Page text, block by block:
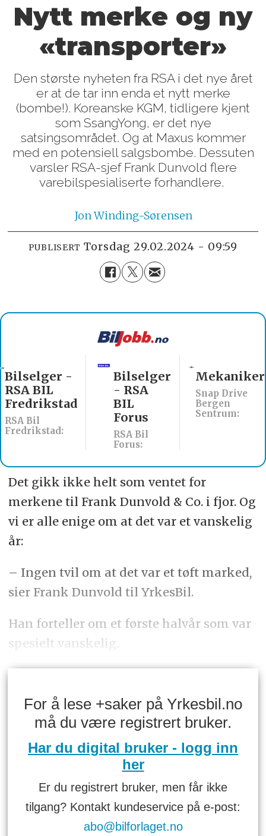
Nytt merke og ny
«transporter»
Den største nyheten fra RSA i det nye året
er at de tar inn enda et nytt merke
(bombe!). Koreanske KGM, tidligere kjent
som SsangYong, er det nye
satsingsområdet. Og at Maxus kommer
med en potensiell salgsbombe. Dessuten
varsler RSA-sjef Frank Dunvold flere
varebilspesialiserte forhandlere.
JonWinding-Sørensen
PUBLISERT torsdag 29.02.2024 - 09:59
RSA Bil
Bilselger
- RSA
BIL
Forus
Snap Drive
Bergen
Sentrum:
Mekaniker
Billakkerer
søkes til
Werksta
Åsane
Det gikk ikke helt som ventet for
merkene til Frank Dunvold & Co. i fjor. Og
vi er alle enige om at det var et vanskelig
år:
– Ingen tvil om at det var et tøft marked,
sier Frank Dunvold til YrkesBil.
Han forteller om et første halvår som var
spesielt vanskelig.
For å lese +saker på Yrkesbil.no
må du være registrert bruker.
Har du digital bruker - logg inn
her
Er du registrert bruker, men får ikke
tilgang? Kontakt kundeservice på e-post:
abo@bilforlaget.no